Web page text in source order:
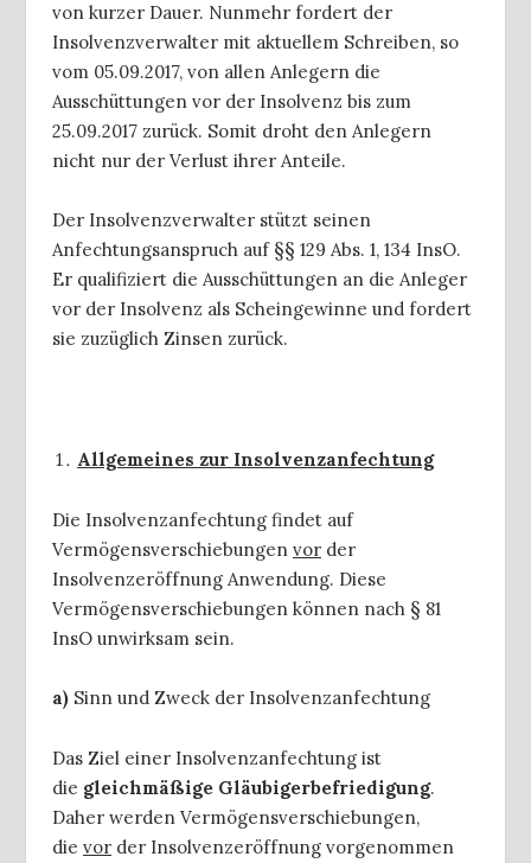
von kurzer Dauer. Nunmehr fordert der
Insolvenzverwalter mit aktuellem Schreiben, so
vom 05.09.2017, von allen Anlegern die
Ausschüttungen vor der Insolvenz bis zum
25.09.2017 zurück. Somit droht den Anlegern
nicht nur der Verlust ihrer Anteile.
Der Insolvenzverwalter stützt seinen
Anfechtungsanspruch auf §§ 129 Abs. 1, 134 InsO.
Er qualifiziert die Ausschüttungen an die Anleger
vor der Insolvenz als Scheingewinne und fordert
sie zuzüglich Zinsen zurück.
Allgemeines zur Insolvenzanfechtung
Die Insolvenzanfechtung findet auf
Vermögensverschiebungen vor der
Insolvenzeröffnung Anwendung. Diese
Vermögensverschiebungen können nach § 81
InsO unwirksam sein.
a) Sinn und Zweck der Insolvenzanfechtung
Das Ziel einer Insolvenzanfechtung ist
die gleichmäßige Gläubigerbefriedigung.
Daher werden Vermögensverschiebungen,
die vor der Insolvenzeröffnung vorgenommen